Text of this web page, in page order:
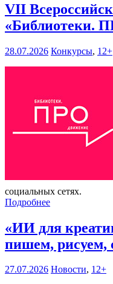
VII
«Библиотеки.
28.07.2026 Конкурсы, 12+
социальных сетях.
Подробнее
«ИИ для
пишем, рисуем,
27.07.2026 Новости, 12+